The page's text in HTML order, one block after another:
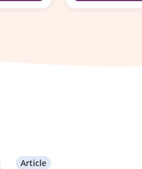
Article